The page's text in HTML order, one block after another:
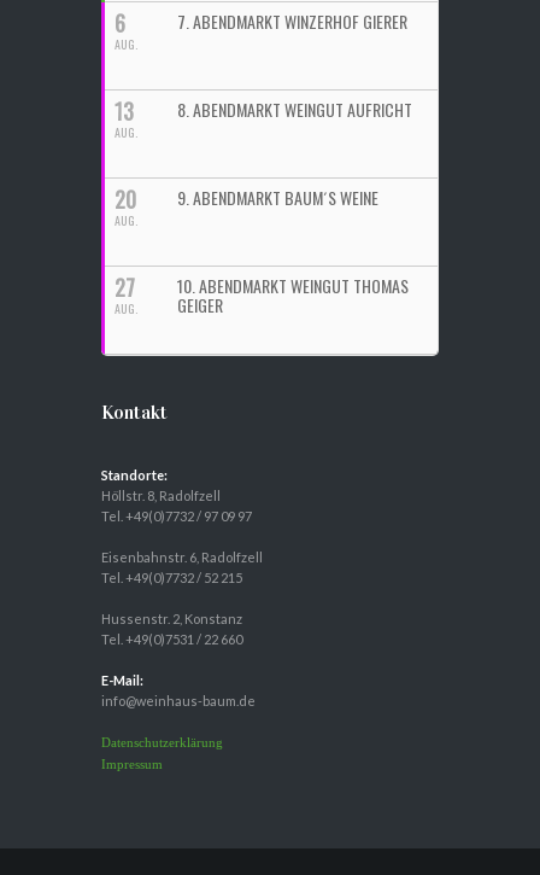
6
AUG.
7. ABENDMARKT WINZERHOF GIERER
13
AUG.
8. ABENDMARKT WEINGUT AUFRICHT
20
AUG.
9. ABENDMARKT BAUM´S WEINE
27
AUG.
10. ABENDMARKT WEINGUT THOMAS
GEIGER
Kontakt
Standorte:
Höllstr. 8, Radolfzell
Tel. +49(0)7732 / 97 09 97
Eisenbahnstr. 6, Radolfzell
Tel. +49(0)7732 / 52 215
Hussenstr. 2, Konstanz
Tel. +49(0)7531 / 22 660
E-Mail:
info@weinhaus-baum.de
Datenschutzerklärung
Impressum